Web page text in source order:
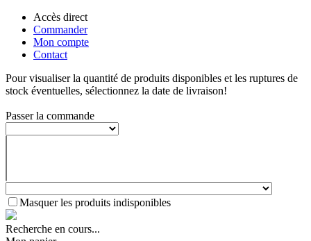
Accès direct
Commander
Mon compte
Contact
Pour visualiser la quantité de produits disponibles et les ruptures de
stock éventuelles, sélectionnez la date de livraison!
Passer la commande
Masquer les produits indisponibles
Recherche en cours...